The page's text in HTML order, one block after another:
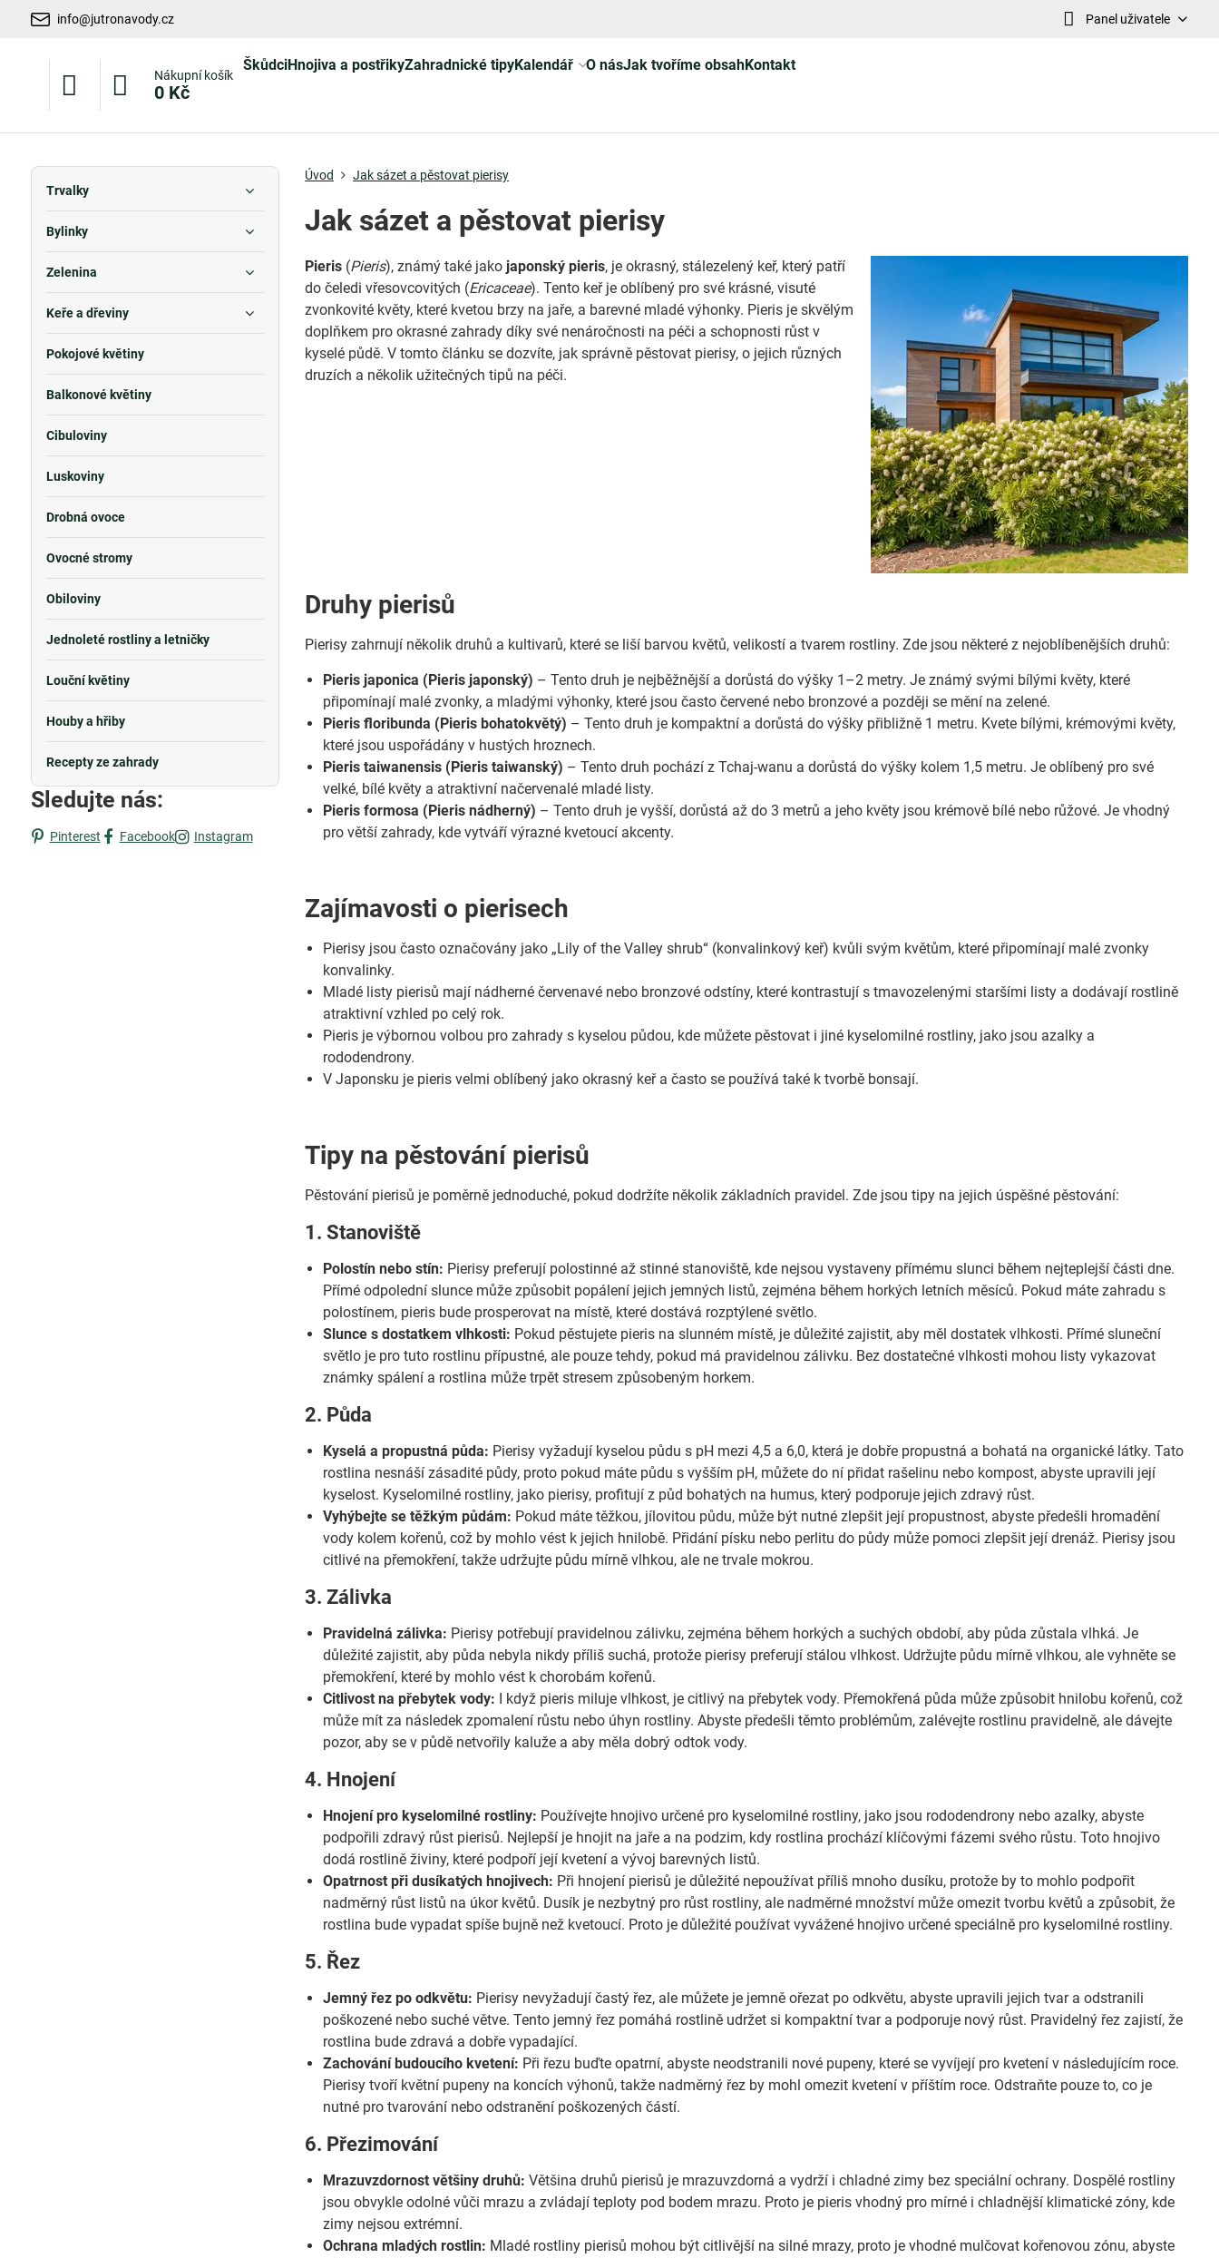
info@jutronavody.cz Panel uživatele
Nákupní košík
0 Kč
ŠkůdciHnojiva a postřikyZahradnické tipyKalendář O násJak tvoříme obsahKontakt
Úvod Jak sázet a pěstovat pierisy
Jak sázet a pěstovat pierisy
Pieris (Pieris), známý také jako japonský pieris, je okrasný, stálezelený keř, který patří
do čeledi vřesovcovitých (Ericaceae). Tento keř je oblíbený pro své krásné, visuté
zvonkovité květy, které kvetou brzy na jaře, a barevné mladé výhonky. Pieris je skvělým
doplňkem pro okrasné zahrady díky své nenáročnosti na péči a schopnosti růst v
kyselé půdě. V tomto článku se dozvíte, jak správně pěstovat pierisy, o jejich různých
druzích a několik užitečných tipů na péči.
Druhy pierisů
Pierisy zahrnují několik druhů a kultivarů, které se liší barvou květů, velikostí a tvarem rostliny. Zde jsou některé z nejoblíbenějších druhů:
Pieris japonica (Pieris japonský) – Tento druh je nejběžnější a dorůstá do výšky 1–2 metry. Je známý svými bílými květy, které
připomínají malé zvonky, a mladými výhonky, které jsou často červené nebo bronzové a později se mění na zelené.
Pieris floribunda (Pieris bohatokvětý) – Tento druh je kompaktní a dorůstá do výšky přibližně 1 metru. Kvete bílými, krémovými květy,
které jsou uspořádány v hustých hroznech.
Pieris taiwanensis (Pieris taiwanský) – Tento druh pochází z Tchaj-wanu a dorůstá do výšky kolem 1,5 metru. Je oblíbený pro své
velké, bílé květy a atraktivní načervenalé mladé listy.
Pieris formosa (Pieris nádherný) – Tento druh je vyšší, dorůstá až do 3 metrů a jeho květy jsou krémově bílé nebo růžové. Je vhodný
pro větší zahrady, kde vytváří výrazné kvetoucí akcenty.
Zajímavosti o pierisech
Pierisy jsou často označovány jako „Lily of the Valley shrub“ (konvalinkový keř) kvůli svým květům, které připomínají malé zvonky
konvalinky.
Mladé listy pierisů mají nádherné červenavé nebo bronzové odstíny, které kontrastují s tmavozelenými staršími listy a dodávají rostlině
atraktivní vzhled po celý rok.
Pieris je výbornou volbou pro zahrady s kyselou půdou, kde můžete pěstovat i jiné kyselomilné rostliny, jako jsou azalky a
rododendrony.
V Japonsku je pieris velmi oblíbený jako okrasný keř a často se používá také k tvorbě bonsají.
Tipy na pěstování pierisů
Pěstování pierisů je poměrně jednoduché, pokud dodržíte několik základních pravidel. Zde jsou tipy na jejich úspěšné pěstování:
1. Stanoviště
Polostín nebo stín: Pierisy preferují polostinné až stinné stanoviště, kde nejsou vystaveny přímému slunci během nejteplejší části dne.
Přímé odpolední slunce může způsobit popálení jejich jemných listů, zejména během horkých letních měsíců. Pokud máte zahradu s
polostínem, pieris bude prosperovat na místě, které dostává rozptýlené světlo.
Slunce s dostatkem vlhkosti: Pokud pěstujete pieris na slunném místě, je důležité zajistit, aby měl dostatek vlhkosti. Přímé sluneční
světlo je pro tuto rostlinu přípustné, ale pouze tehdy, pokud má pravidelnou zálivku. Bez dostatečné vlhkosti mohou listy vykazovat
známky spálení a rostlina může trpět stresem způsobeným horkem.
2. Půda
Kyselá a propustná půda: Pierisy vyžadují kyselou půdu s pH mezi 4,5 a 6,0, která je dobře propustná a bohatá na organické látky. Tato
rostlina nesnáší zásadité půdy, proto pokud máte půdu s vyšším pH, můžete do ní přidat rašelinu nebo kompost, abyste upravili její
kyselost. Kyselomilné rostliny, jako pierisy, profitují z půd bohatých na humus, který podporuje jejich zdravý růst.
Vyhýbejte se těžkým půdám: Pokud máte těžkou, jílovitou půdu, může být nutné zlepšit její propustnost, abyste předešli hromadění
vody kolem kořenů, což by mohlo vést k jejich hnilobě. Přidání písku nebo perlitu do půdy může pomoci zlepšit její drenáž. Pierisy jsou
citlivé na přemokření, takže udržujte půdu mírně vlhkou, ale ne trvale mokrou.
3. Zálivka
Pravidelná zálivka: Pierisy potřebují pravidelnou zálivku, zejména během horkých a suchých období, aby půda zůstala vlhká. Je
důležité zajistit, aby půda nebyla nikdy příliš suchá, protože pierisy preferují stálou vlhkost. Udržujte půdu mírně vlhkou, ale vyhněte se
přemokření, které by mohlo vést k chorobám kořenů.
Citlivost na přebytek vody: I když pieris miluje vlhkost, je citlivý na přebytek vody. Přemokřená půda může způsobit hnilobu kořenů, což
může mít za následek zpomalení růstu nebo úhyn rostliny. Abyste předešli těmto problémům, zalévejte rostlinu pravidelně, ale dávejte
pozor, aby se v půdě netvořily kaluže a aby měla dobrý odtok vody.
4. Hnojení
Hnojení pro kyselomilné rostliny: Používejte hnojivo určené pro kyselomilné rostliny, jako jsou rododendrony nebo azalky, abyste
podpořili zdravý růst pierisů. Nejlepší je hnojit na jaře a na podzim, kdy rostlina prochází klíčovými fázemi svého růstu. Toto hnojivo
dodá rostlině živiny, které podpoří její kvetení a vývoj barevných listů.
Opatrnost při dusíkatých hnojivech: Při hnojení pierisů je důležité nepoužívat příliš mnoho dusíku, protože by to mohlo podpořit
nadměrný růst listů na úkor květů. Dusík je nezbytný pro růst rostliny, ale nadměrné množství může omezit tvorbu květů a způsobit, že
rostlina bude vypadat spíše bujně než kvetoucí. Proto je důležité používat vyvážené hnojivo určené speciálně pro kyselomilné rostliny.
5. Řez
Jemný řez po odkvětu: Pierisy nevyžadují častý řez, ale můžete je jemně ořezat po odkvětu, abyste upravili jejich tvar a odstranili
poškozené nebo suché větve. Tento jemný řez pomáhá rostlině udržet si kompaktní tvar a podporuje nový růst. Pravidelný řez zajistí, že
rostlina bude zdravá a dobře vypadající.
Zachování budoucího kvetení: Při řezu buďte opatrní, abyste neodstranili nové pupeny, které se vyvíjejí pro kvetení v následujícím roce.
Pierisy tvoří květní pupeny na koncích výhonů, takže nadměrný řez by mohl omezit kvetení v příštím roce. Odstraňte pouze to, co je
nutné pro tvarování nebo odstranění poškozených částí.
6. Přezimování
Mrazuvzdornost většiny druhů: Většina druhů pierisů je mrazuvzdorná a vydrží i chladné zimy bez speciální ochrany. Dospělé rostliny
jsou obvykle odolné vůči mrazu a zvládají teploty pod bodem mrazu. Proto je pieris vhodný pro mírné i chladnější klimatické zóny, kde
zimy nejsou extrémní.
Ochrana mladých rostlin: Mladé rostliny pierisů mohou být citlivější na silné mrazy, proto je vhodné mulčovat kořenovou zónu, abyste
Trvalky
Bylinky
Zelenina
Keře a dřeviny
Pokojové květiny
Balkonové květiny
Cibuloviny
Luskoviny
Drobná ovoce
Ovocné stromy
Obiloviny
Jednoleté rostliny a letničky
Louční květiny
Houby a hřiby
Recepty ze zahrady
Sledujte nás:
Pinterest Facebook Instagram